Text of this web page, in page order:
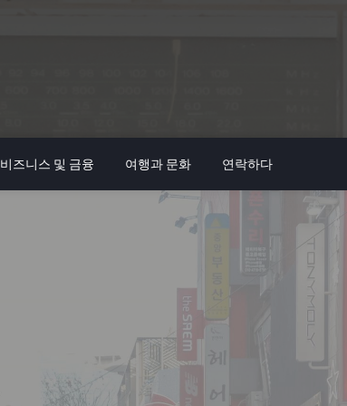
비즈니스 및 금융 여행과 문화 연락하다